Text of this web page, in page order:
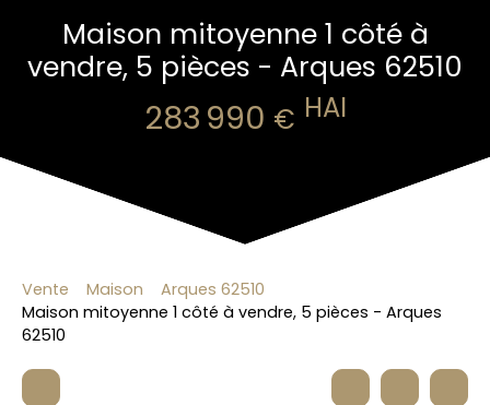
Maison mitoyenne 1 côté à
vendre, 5 pièces - Arques 62510
283 990 € HAI
Vente Maison
Arques 62510
Maison mitoyenne 1 côté à vendre, 5 pièces - Arques
62510